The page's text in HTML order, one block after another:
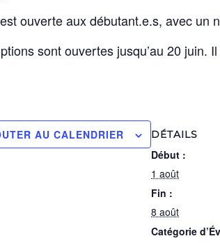
ouverte aux débutant.e.s, avec un
sont ouvertes jusqu’au 20 juin.
AU CALENDRIER DÉTAILS
Début :
1 août
Fin :
8 août
Catégorie